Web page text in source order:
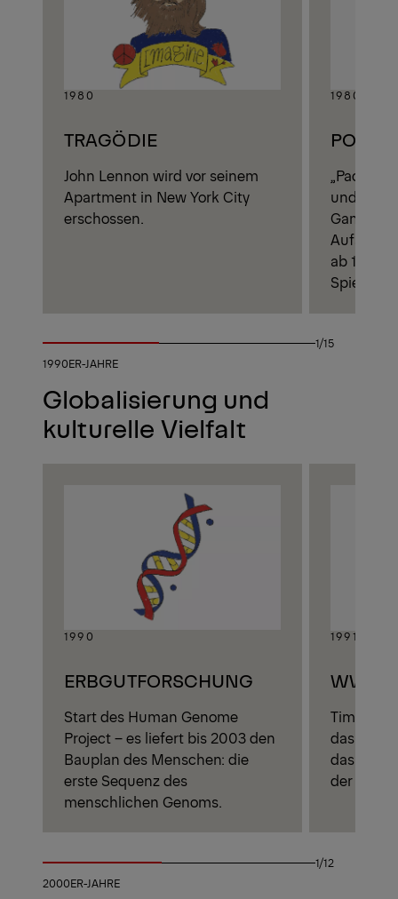
1980
TRAGÖDIE
John Lennon wird vor seinem
Apartment in New York City
erschossen.
1980
„Pac
und wird
Gaming-
Aufstieg
ab 1991
Spielen
1/15
1990ER-JAHRE
Globalisierung und
kulturelle Vielfalt
1990
ERBGUTFORSCHUNG
Start des Human Genome
Project – es liefert bis 2003 den
Bauplan des Menschen: die
erste Sequenz des
menschlichen Genoms.
1991
WWW
Tim
das
das
der
1/12
2000ER-JAHRE